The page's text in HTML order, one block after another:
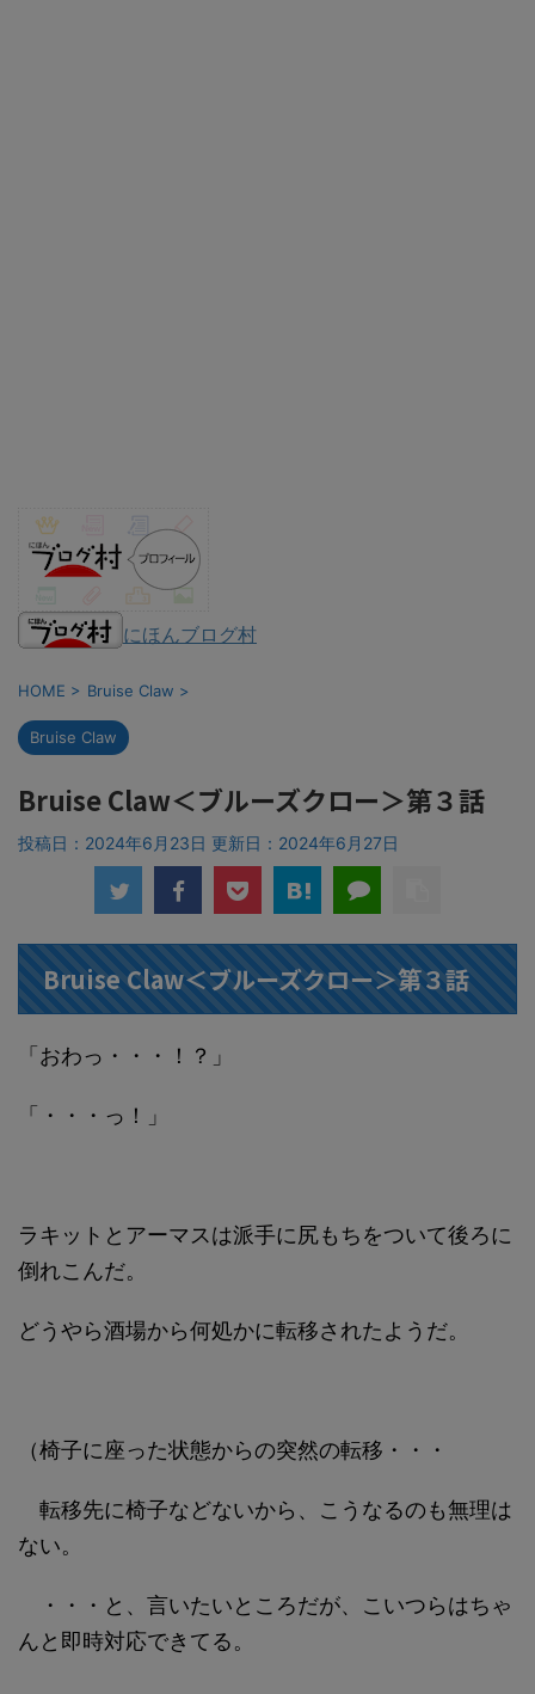
にほんブログ村
HOME > Bruise Claw >
Bruise Claw
Bruise Claw＜ブルーズクロー＞第３話
投稿日：2024年6月23日 更新日： 2024年6月27日
Bruise Claw＜ブルーズクロー＞第３話
「おわっ・・・！？」
「・・・っ！」
ラキットとアーマスは派手に尻もちをついて後ろに
倒れこんだ。
どうやら酒場から何処かに転移されたようだ。
（椅子に座った状態からの突然の転移・・・
転移先に椅子などないから、こうなるのも無理は
ない。
・・・と、言いたいところだが、こいつらはちゃ
んと即時対応できてる。